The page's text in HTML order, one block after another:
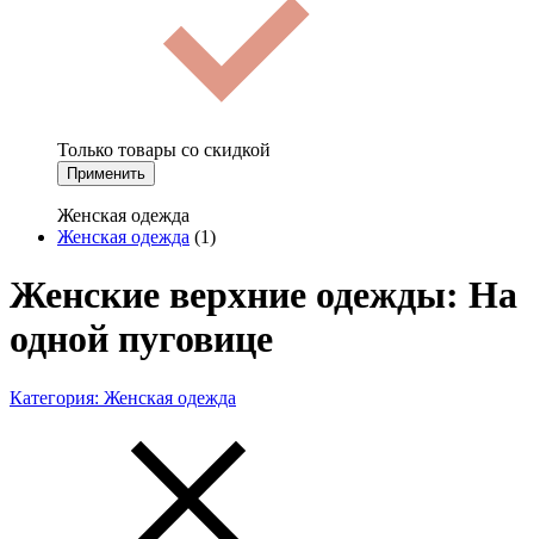
Только товары со скидкой
Применить
Женская одежда
Женская одежда (1)
Женские верхние одежды: На
одной пуговице
Категория: Женская одежда